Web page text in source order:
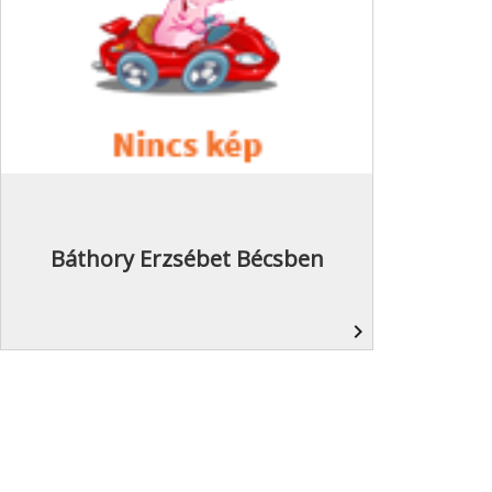
Báthory Erzsébet Bécsben
navigate_next